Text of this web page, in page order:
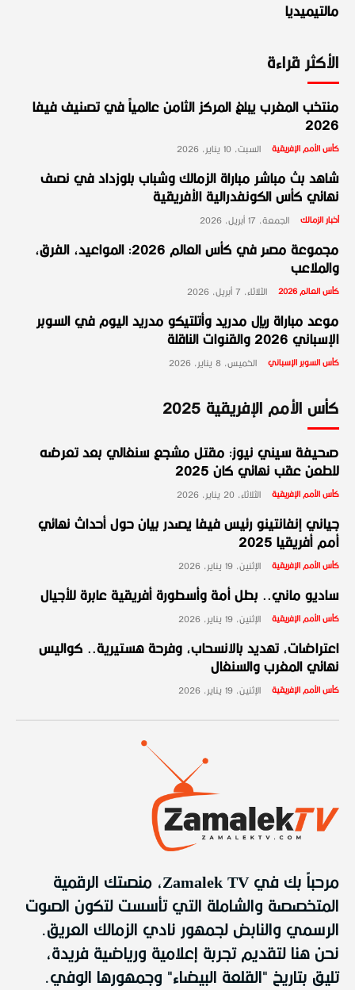
مالتيميديا
الأكثر قراءة
منتخب المغرب يبلغ المركز الثامن عالمياً في تصنيف فيفا
2026
كأس الأمم الإفريقية السبت، 10 يناير، 2026
شاهد بث مباشر مباراة الزمالك وشباب بلوزداد في نصف
نهائي كأس الكونفدرالية الأفريقية
أخبار الزمالك الجمعة، 17 أبريل، 2026
مجموعة مصر في كأس العالم 2026: المواعيد، الفرق،
والملاعب
كأس العالم 2026 الثلاثاء، 7 أبريل، 2026
موعد مباراة ريال مدريد وأتلتيكو مدريد اليوم في السوبر
الإسباني 2026 والقنوات الناقلة
كأس السوبر الإسباني الخميس، 8 يناير، 2026
كأس الأمم الإفريقية 2025
صحيفة سيني نيوز: مقتل مشجع سنغالي بعد تعرضه
للطعن عقب نهائي كان 2025
كأس الأمم الإفريقية الثلاثاء، 20 يناير، 2026
جياني إنفانتينو رئيس فيفا يصدر بيان حول أحداث نهائي
أمم أفريقيا 2025
كأس الأمم الإفريقية الإثنين، 19 يناير، 2026
ساديو ماني.. بطل أمة وأسطورة أفريقية عابرة للأجيال
كأس الأمم الإفريقية الإثنين، 19 يناير، 2026
اعتراضات، تهديد بالانسحاب، وفرحة هستيرية.. كواليس
نهائي المغرب والسنغال
كأس الأمم الإفريقية الإثنين، 19 يناير، 2026
مرحباً بك في Zamalek TV، منصتك الرقمية
المتخصصة والشاملة التي تأسست لتكون الصوت
الرسمي والنابض لجمهور نادي الزمالك العريق.
نحن هنا لتقديم تجربة إعلامية ورياضية فريدة،
تليق بتاريخ "القلعة البيضاء" وجمهورها الوفي.